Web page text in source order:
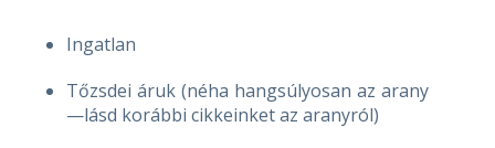
Ingatlan
Tőzsdei áruk (néha hangsúlyosan az arany
—lásd korábbi cikkeinket az aranyról)